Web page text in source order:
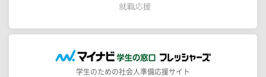
学生のための社会人準備応援サイト